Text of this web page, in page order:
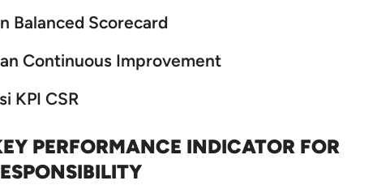
Balanced Scorecard
Continuous Improvement
KPI CSR
PERFORMANCE INDICATOR FOR